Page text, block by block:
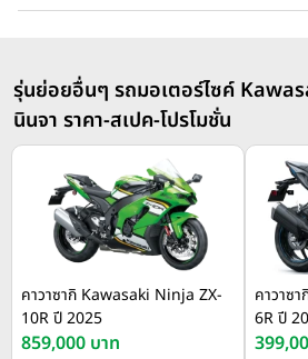
รุ่นย่อยอื่นๆ รถมอเตอร์ไซค์
นินจา ราคา-สเปค-โปรโมชั่น
คาวาซากิ Kawasaki Ninja ZX-
10R ปี 2025
859,000 บาท
คาวาซ
6R ปี